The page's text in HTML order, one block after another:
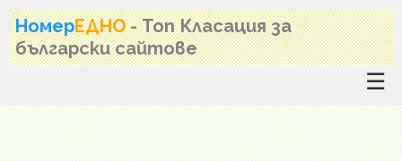
НомерЕДНО - Топ Класация за
български сайтове
☰